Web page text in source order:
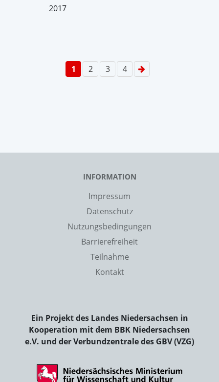
2017
1 2 3 4
INFORMATION
Impressum
Datenschutz
Nutzungsbedingungen
Barrierefreiheit
Teilnahme
Kontakt
Ein Projekt des Landes Niedersachsen in
Kooperation mit dem BBK Niedersachsen
e.V. und der Verbundzentrale des GBV (VZG)